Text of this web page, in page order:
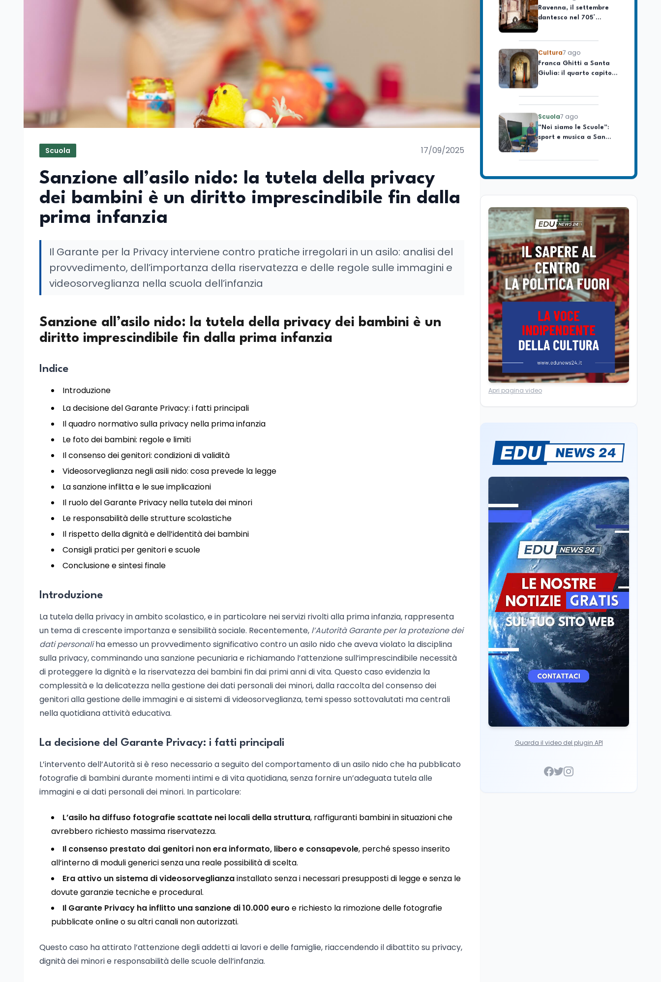
Scuola 17/09/2025
Sanzione all’asilo nido: la tutela della privacy
dei bambini è un diritto imprescindibile fin dalla
prima infanzia
Il Garante per la Privacy interviene contro pratiche irregolari in un asilo: analisi del
provvedimento, dell’importanza della riservatezza e delle regole sulle immagini e
videosorveglianza nella scuola dell’infanzia
Sanzione all’asilo nido: la tutela della privacy dei bambini è un
diritto imprescindibile fin dalla prima infanzia
Indice
Introduzione
La decisione del Garante Privacy: i fatti principali
Il quadro normativo sulla privacy nella prima infanzia
Le foto dei bambini: regole e limiti
Il consenso dei genitori: condizioni di validità
Videosorveglianza negli asili nido: cosa prevede la legge
La sanzione inflitta e le sue implicazioni
Il ruolo del Garante Privacy nella tutela dei minori
Le responsabilità delle strutture scolastiche
Il rispetto della dignità e dell’identità dei bambini
Consigli pratici per genitori e scuole
Conclusione e sintesi finale
Introduzione
La tutela della privacy in ambito scolastico, e in particolare nei servizi rivolti alla prima infanzia, rappresenta
un tema di crescente importanza e sensibilità sociale. Recentemente, l’Autorità Garante per la protezione dei
dati personaliha emesso un provvedimento significativo contro un asilo nido che aveva violato la disciplina
sulla privacy, comminando una sanzione pecuniaria e richiamando l’attenzione sull’imprescindibile necessità
di proteggere la dignità e la riservatezza dei bambini fin dai primi anni di vita. Questo caso evidenzia la
complessità e la delicatezza nella gestione dei dati personali dei minori, dalla raccolta del consenso dei
genitori alla gestione delle immagini e ai sistemi di videosorveglianza, temi spesso sottovalutati ma centrali
nella quotidiana attività educativa.
La decisione del Garante Privacy: i fatti principali
L’intervento dell’Autorità si è reso necessario a seguito del comportamento di un asilo nido che ha pubblicato
fotografie di bambini durante momenti intimi e di vita quotidiana, senza fornire un’adeguata tutela alle
immagini e ai dati personali dei minori. In particolare:
L’asilo ha diffuso fotografie scattate nei locali della struttura, raffiguranti bambini in situazioni che
avrebbero richiesto massima riservatezza.
Il consenso prestato dai genitori non era informato, libero e consapevole, perché spesso inserito
all’interno di moduli generici senza una reale possibilità di scelta.
Era attivo un sistema di videosorveglianzainstallato senza i necessari presupposti di legge e senza le
dovute garanzie tecniche e procedural.
Il Garante Privacy ha inflitto una sanzione di 10.000 euro e richiesto la rimozione delle fotografie
pubblicate online o su altri canali non autorizzati.
Questo caso ha attirato l’attenzione degli addetti ai lavori e delle famiglie, riaccendendo il dibattito su privacy,
dignità dei minori e responsabilità delle scuole dell’infanzia.
longevo dell’Italia
repubblicana
dantesco nel 705°
anniversario della morte
Cultura7 ago
Franca Ghitti a Santa
Giulia: il quarto capitolo
dei Palcoscenici
Scuola7 ago
“Noi siamo le Scuole”:
sport e musica a San
Miniato, STEM a Lerici
Mondo7 ago
studente 14enne uccide
Editoriali7 ago
Camere in ferie,
riapertura il 9
settembre tra legge
elettorale e Rai. La
premier Meloni attesa a
Bari il 4 settembre per
celebrare il governo più
longevo dell’Italia
Cultura 7 ago
Ravenna, il settembre
dantesco nel 705°
anniversario della morte
del Sommo Poeta
Cultura7 ago
Franca Ghitti a Santa
Giulia: il quarto capitolo
Scuola7 ago
“Noi siamo le Scuole”:
Sparatoria a Bangkok:
studente 14enne uccide
Editoriali7 ago
Camere in ferie,
riapertura il 9
settembre tra legge
elettorale e Rai. La
premier Meloni attesa a
Bari il 4 settembre per
celebrare il governo più
longevo dell’Italia
repubblicana
Cultura7 ago
Ravenna, il settembre
dantesco nel 705°
anniversario della morte
del Sommo Poeta
Cultura 7 ago
Franca Ghitti a Santa
Giulia: il quarto capitolo
dei Palcoscenici
Apri pagina video
Guarda il video del plugin API